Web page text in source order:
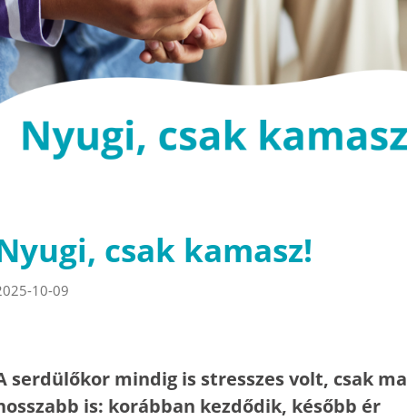
csak kamasz!
10-09
serdülőkor mindig is stresszes volt, csak ma
is: korábban kezdődik, később ér